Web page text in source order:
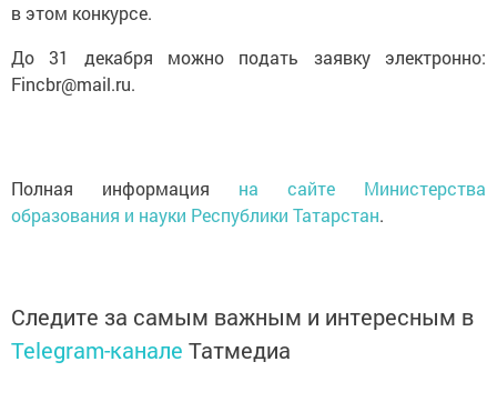
в этом конкурсе.
До 31 декабря можно подать заявку электронно:
Fincbr@mail.ru.
Полная информация на сайте Министерства
образования и науки Республики Татарстан.
Следите за самым важным и интересным в
Telegram-канале Татмедиа